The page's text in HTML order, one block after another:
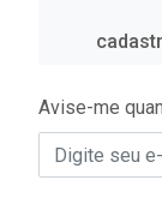
Avise-me